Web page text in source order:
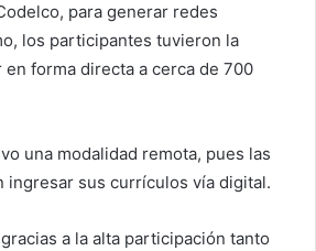
para generar redes
los participantes tuvieron la
forma directa a cerca de 700
una modalidad remota, pues las
ingresar sus currículos vía digital.
a la alta participación tanto